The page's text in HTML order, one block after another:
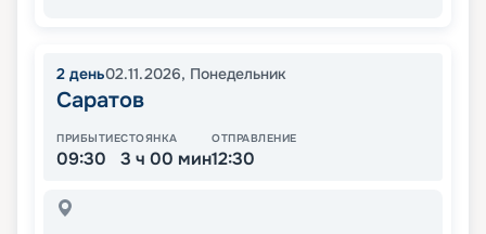
2 день02.11.2026, Понедельник
Саратов
ПРИБЫТИЕ
09:30
СТОЯНКА
3 ч 00 мин
ОТПРАВЛЕНИЕ
12:30